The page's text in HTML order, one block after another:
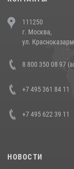
напавших на бригаду
14 июля 2026, 12:20
В Росгвардии
боевого опыта
111250
г. Москва,
ул.
8 800 350 08 97
+7 495 361 84 11
+7 495 622 39 11
НОВОСТИ